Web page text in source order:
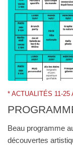
* ACTUALITÉS 11-25
Beau programme
découvertes